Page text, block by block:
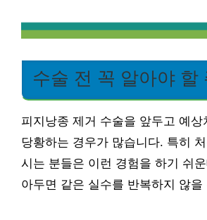
수술 전 꼭 알아야 할
피지낭종 제거 수술을 앞두고 예상
당황하는 경우가 많습니다. 특히
시는 분들은 이런 경험을 하기 쉬
아두면 같은 실수를 반복하지 않을